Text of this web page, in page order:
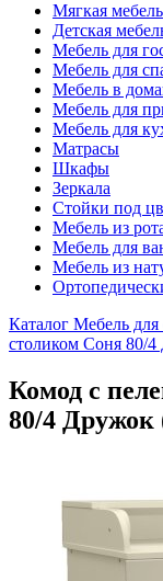
Мягкая мебель
Детская
Мебель для
Мебель для
Мебель в
Мебель для
Мебель для
Матрасы
Шкафы
Зеркала
Стойки под
Мебель из
Мебель для
Мебель из
Каталог Мебель для
столиком Соня 80/
Комод с
80/4 Дружок